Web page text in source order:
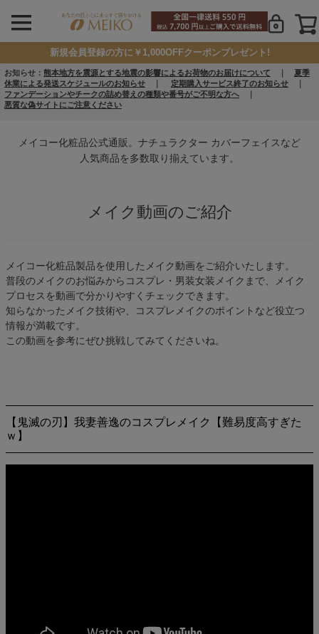
新規会員登録の方に￥1,000OFFクーポンプレゼント!
お知らせ： 熊本地方を震源とする地震の影響によるお荷物のお届けについて
夏季
休業による発送スケジュールのお知らせ
定期購入サービス終了のお知らせ
ファンデーションやチークの詰め替えの種類や番号がご不明な方へ
悪質な偽サイトにご注意ください
メイコー化粧品公式通販。ナチュラクター カバーフェイスなど
人気商品を多数取り揃えています。
メイク動画のご紹介
メイコー化粧品製品を使用したメイク動画をご紹介いたします。
普段のメイクのお悩みからコスプレ・男装女装メイクまで、メイク
プロセスを動画で分かりやすくチェックできます。
知らなかったメイク技術や、コスプレメイクのポイントなど役立つ
情報が満載です。
この動画を参考にぜひ挑戦してみてくださいね。
【鬼滅の刃】我妻善逸のコスプレメイク【難易度高すぎた
ｗ】